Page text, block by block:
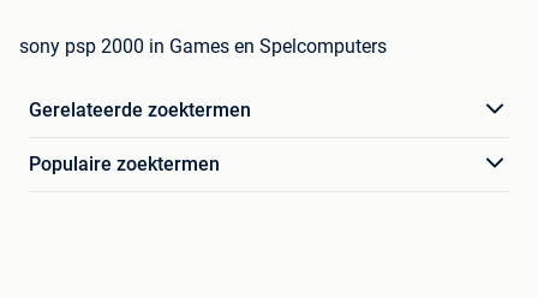
sony psp 2000 in Games en Spelcomputers
Gerelateerde zoektermen
Populaire zoektermen